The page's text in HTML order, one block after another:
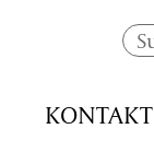
KONTAKT